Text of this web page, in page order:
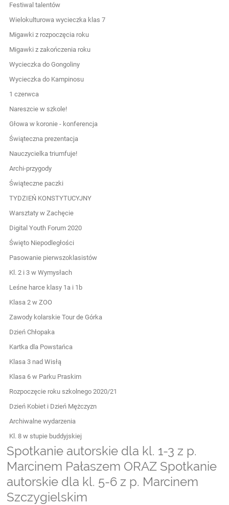
Festiwal talentów
Wielokulturowa wycieczka klas 7
Migawki z rozpoczęcia roku
Migawki z zakończenia roku
Wycieczka do Gongoliny
Wycieczka do Kampinosu
1 czerwca
Nareszcie w szkole!
Głowa w koronie - konferencja
Świąteczna prezentacja
Nauczycielka triumfuje!
Archi-przygody
Świąteczne paczki
TYDZIEŃ KONSTYTUCYJNY
Warsztaty w Zachęcie
Digital Youth Forum 2020
Święto Niepodległości
Pasowanie pierwszoklasistów
Kl. 2 i 3 w Wymysłach
Leśne harce klasy 1a i 1b
Klasa 2 w ZOO
Zawody kolarskie Tour de Górka
Dzień Chłopaka
Kartka dla Powstańca
Klasa 3 nad Wisłą
Klasa 6 w Parku Praskim
Rozpoczęcie roku szkolnego 2020/21
Dzień Kobiet i Dzień Mężczyzn
Archiwalne wydarzenia
Kl. 8 w stupie buddyjskiej
Spotkanie autorskie dla kl. 1-3 z p.
Marcinem Pałaszem ORAZ Spotkanie
autorskie dla kl. 5-6 z p. Marcinem
Szczygielskim